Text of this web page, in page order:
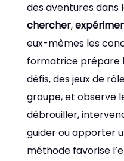
des aventures dans
chercher,
eux-mêmes les
formatrice prépare
défis, des jeux de
groupe, et observe
débrouiller,
guider ou apporter
méthode favorise